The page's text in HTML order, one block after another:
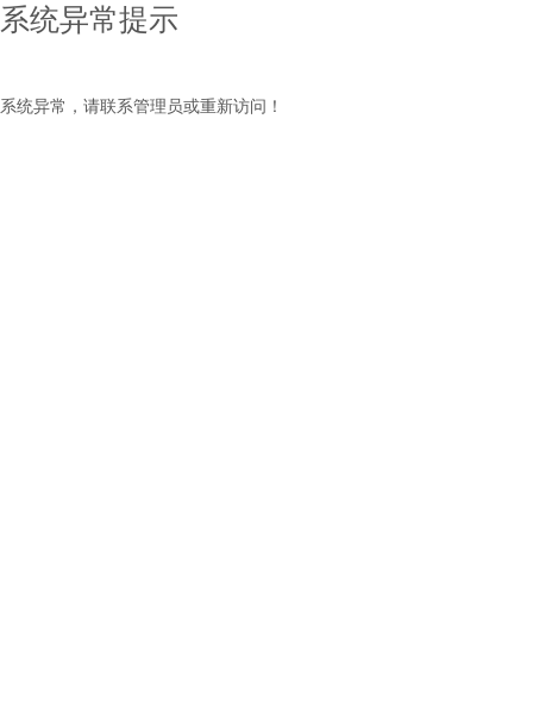
系统异常提示
系统异常，请联系管理员或重新访问！